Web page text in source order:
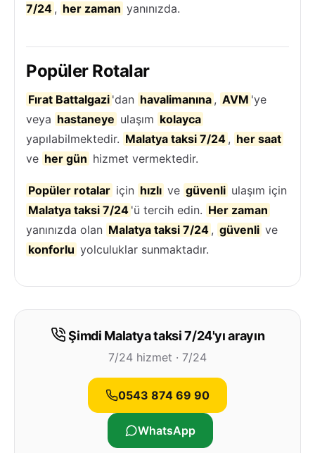
7/24 , her zaman yanınızda.
Popüler Rotalar
Fırat Battalgazi 'dan havalimanına , AVM 'ye
veya hastaneye ulaşım kolayca
yapılabilmektedir. Malatya taksi 7/24 , her saat
ve her gün hizmet vermektedir.
Popüler rotalar için hızlı ve güvenli ulaşım için
Malatya taksi 7/24 'ü tercih edin. Her zaman
yanınızda olan Malatya taksi 7/24 , güvenli ve
konforlu yolculuklar sunmaktadır.
Şimdi Malatya taksi 7/24'yı arayın
7/24 hizmet · 7/24
0543 874 69 90
WhatsApp